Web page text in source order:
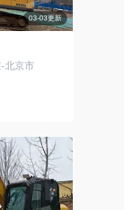
03-03更新
北京市